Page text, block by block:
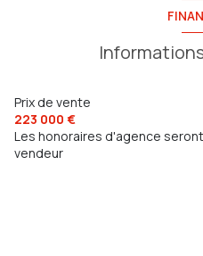
Prix de vente
223 000 €
Les honoraires d'agence
vendeur